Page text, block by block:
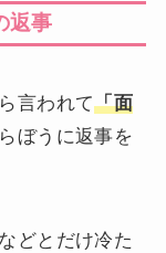
返事
言われて「面
ぼうに返事を
などとだけ冷た